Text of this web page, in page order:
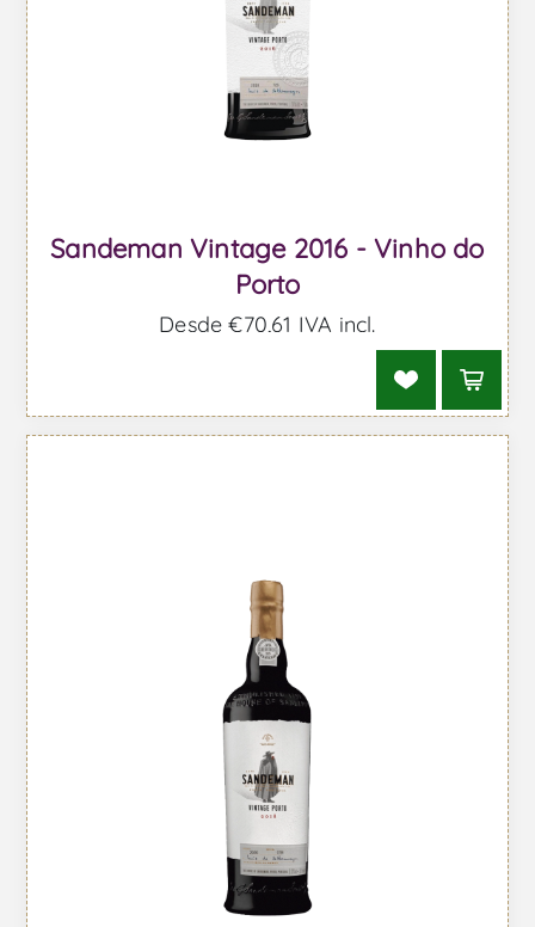
Sandeman Vintage 2016 - Vinho do
Porto
Desde €70,61 IVA incl.